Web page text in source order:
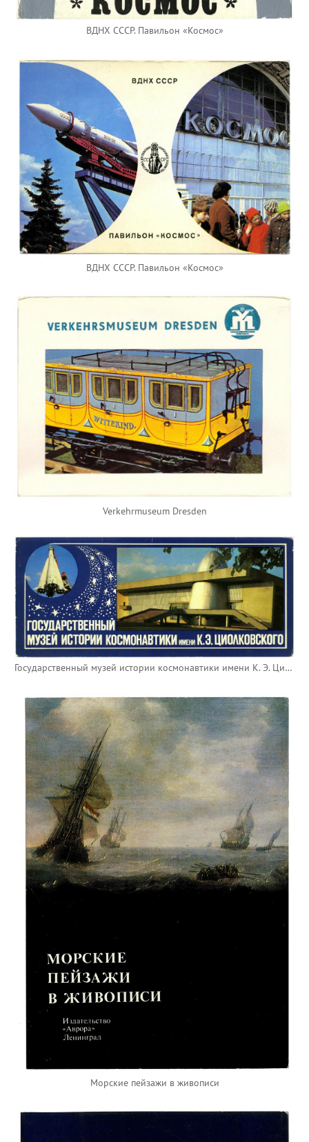
ВДНХ СССР. Павильон «Космос»
ВДНХ СССР. Павильон «Космос»
Verkehrmuseum Dresden
Государственный музей истории космонавтики имени К. Э. Циолковского
Морские пейзажи в живописи